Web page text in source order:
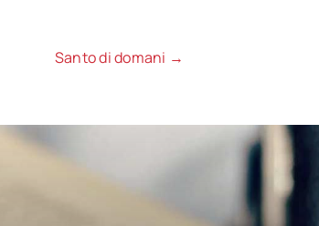
Santo di domani →